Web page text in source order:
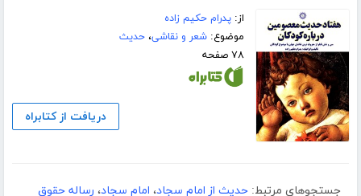
از:پدرام حکیم زاده
موضوع:شعر و نقاشی،حدیث
۷۸ صفحه
دریافت از کتابراه
جستجوهای مرتبط: حدیث از امام سجاد، امام سجاد، رساله حقوق